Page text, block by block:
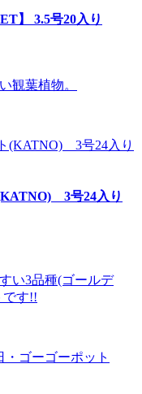
】 3.5号20入り
観葉植物。
3号24入り
い3品種(ゴールデ
です!!